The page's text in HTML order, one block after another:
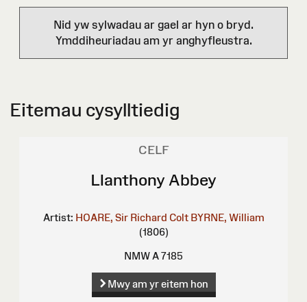
Nid yw sylwadau ar gael ar hyn o bryd.
Ymddiheuriadau am yr anghyfleustra.
Eitemau cysylltiedig
CELF
Llanthony Abbey
Artist: HOARE, Sir Richard Colt BYRNE, William
(1806)
NMW A 7185
Mwy am yr eitem hon